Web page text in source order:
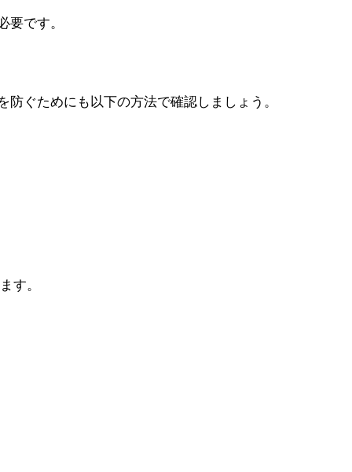
です。
ぐためにも以下の方法で確認しましょう。
す。